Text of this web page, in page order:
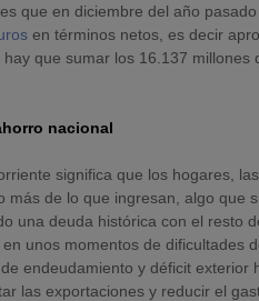
que en diciembre del año
en términos netos, es decir
hay que sumar los 16.137 millones
nacional
significa que los hogares,
más de lo que ingresan, algo que
una deuda histórica con el resto
unos momentos de dificultades
endeudamiento y déficit exterior
las exportaciones y reducir el